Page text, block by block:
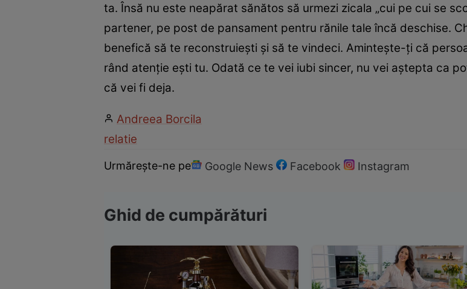
ta. Însă nu este neapărat sănătos să urmezi zicala „cui pe cui se
partener, pe post de pansament pentru rănile tale încă deschise.
benefică să te reconstruieşti şi să te vindeci. Aminteşte-ţi că
rând atenţie eşti tu. Odată ce te vei iubi sincer, nu vei aştepta ca
că vei fi deja.
Andreea Borcila
relatie
Urmărește-ne pe Google News Facebook Instagram
Ghid de cumpărături